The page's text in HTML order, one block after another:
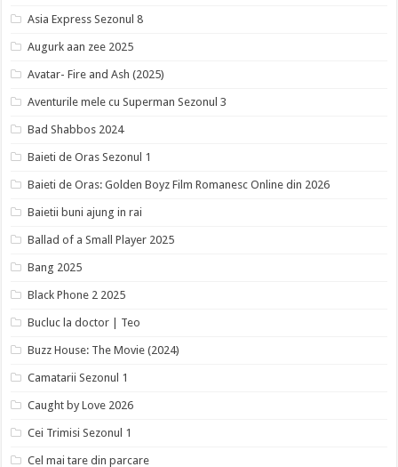
Asia Express Sezonul 8
Augurk aan zee 2025
Avatar- Fire and Ash (2025)
Aventurile mele cu Superman Sezonul 3
Bad Shabbos 2024
Baieti de Oras Sezonul 1
Baieti de Oras: Golden Boyz Film Romanesc Online din 2026
Baietii buni ajung in rai
Ballad of a Small Player 2025
Bang 2025
Black Phone 2 2025
Bucluc la doctor | Teo
Buzz House: The Movie (2024)
Camatarii Sezonul 1
Caught by Love 2026
Cei Trimisi Sezonul 1
Cel mai tare din parcare